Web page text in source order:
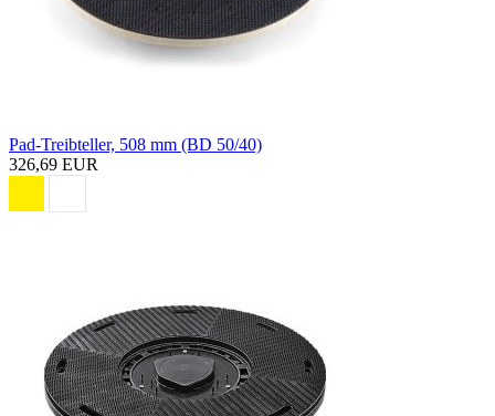
Pad-Treibteller, 508 mm (BD 50/40)
326,69 EUR